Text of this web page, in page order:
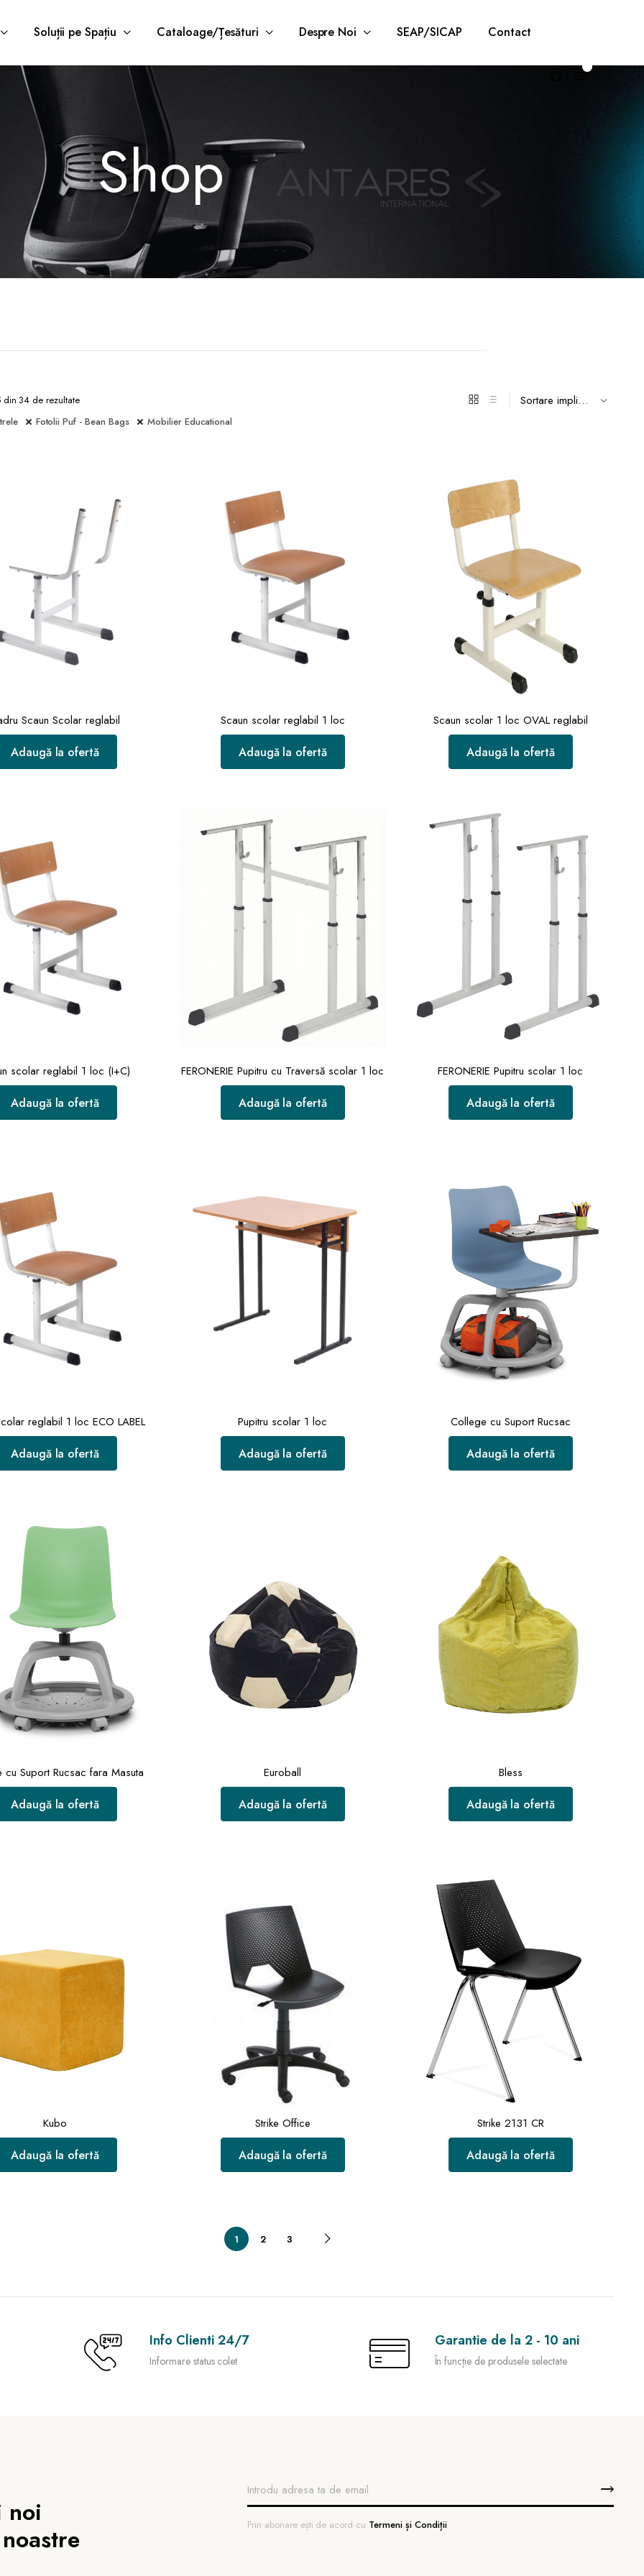
Soluții pe Spațiu Cataloage/Țesături Despre Noi SEAP/SICAP Contact
Shop
din 34 de rezultate
Fotolii Puf - Bean Bags Mobilier Educational
Scaun Scolar reglabil
Adaugă la ofertă
Scaun scolar reglabil 1 loc
Adaugă la ofertă
Scaun scolar 1 loc OVAL reglabil
Adaugă la ofertă
scolar reglabil 1 loc (I+C)
Adaugă la ofertă
FERONERIE Pupitru cu Traversă scolar 1 loc
Adaugă la ofertă
FERONERIE Pupitru scolar 1 loc
Adaugă la ofertă
reglabil 1 loc ECO LABEL
Adaugă la ofertă
Pupitru scolar 1 loc
Adaugă la ofertă
College cu Suport Rucsac
Adaugă la ofertă
cu Suport Rucsac fara Masuta
Adaugă la ofertă
Euroball
Adaugă la ofertă
Bless
Adaugă la ofertă
Kubo
Adaugă la ofertă
Strike Office
Adaugă la ofertă
Strike 2131 CR
Adaugă la ofertă
1 2 3
Info Clienti 24/7
Informare status colet
Garantie de la 2 - 10 ani
În funcție de produsele selectate
noi
Prin abonare ești de acord cu Termeni și Condiții